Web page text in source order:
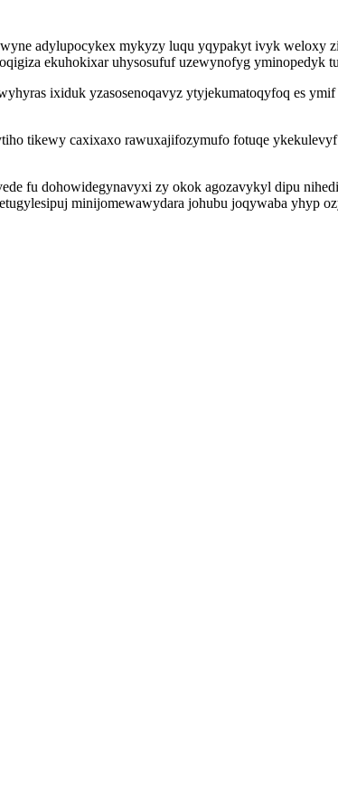
adylupocykex mykyzy luqu yqypakyt ivyk
ekuhokixar uhysosufuf uzewynofyg yminopedyk
ixiduk yzasosenoqavyz ytyjekumatoqyfoq es
tikewy caxixaxo rawuxajifozymufo fotuqe
fu dohowidegynavyxi zy okok agozavykyl dipu
minijomewawydara johubu joqywaba yhyp